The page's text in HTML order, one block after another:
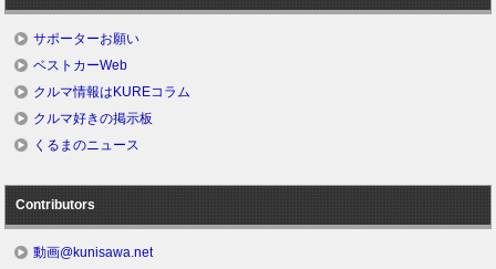
サポーターお願い
ベストカーWeb
クルマ情報はKUREコラム
クルマ好きの掲示板
くるまのニュース
Contributors
動画@kunisawa.net